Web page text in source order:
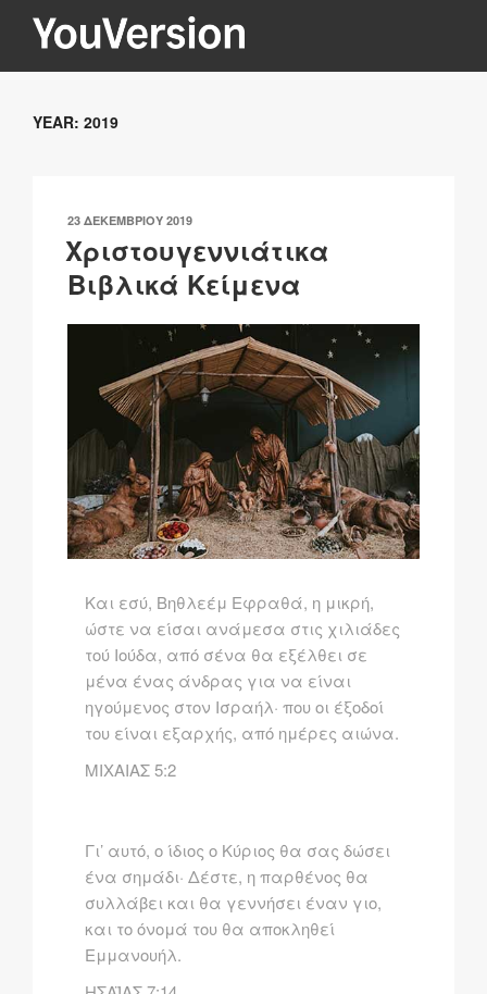
YOUVERSION
Seeking God every day.
YEAR: 2019
ΔΗΜΟΣΙΕΎΤΗΚΕ
ΣΤΙΣ
23 ΔΕΚΕΜΒΡΊΟΥ 2019
Χριστουγεννιάτικα
Βιβλικά Κείμενα
Kαι εσύ, Bηθλεέμ Eφραθά, η μικρή,
ώστε να είσαι ανάμεσα στις χιλιάδες
τού Iούδα, από σένα θα εξέλθει σε
μένα ένας άνδρας για να είναι
ηγούμενος στον Iσραήλ· που οι έξοδοί
του είναι εξαρχής, από ημέρες αιώνα.
ΜΙΧΑΙΑΣ 5:2
Γι’ αυτό, o ίδιoς o Kύριoς θα σας δώσει
ένα σημάδι· Δέστε, η παρθένος θα
συλλάβει και θα γεννήσει έναν γιo,
και τo όνoμά τoυ θα απoκληθεί
Eμμανoυήλ.